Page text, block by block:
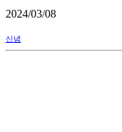
2024/03/08
신념